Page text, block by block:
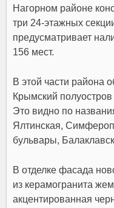
Нагорном районе
три 24-этажных
предусматривает
156 мест.
В этой части района
Крымский
Это видно по
Ялтинская,
бульвары,
В отделке фасада
из керамогранита
акцентированная